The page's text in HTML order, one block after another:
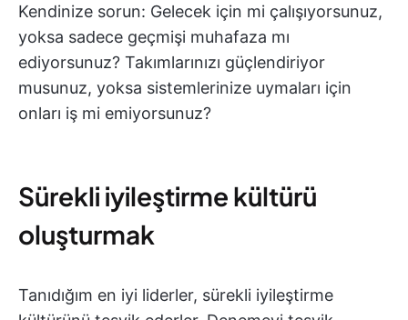
Kendinize sorun: Gelecek için mi çalışıyorsunuz,
yoksa sadece geçmişi muhafaza mı
ediyorsunuz? Takımlarınızı güçlendiriyor
musunuz, yoksa sistemlerinize uymaları için
onları iş mi emiyorsunuz?
Sürekli iyileştirme kültürü
oluşturmak
Tanıdığım en iyi liderler, sürekli iyileştirme